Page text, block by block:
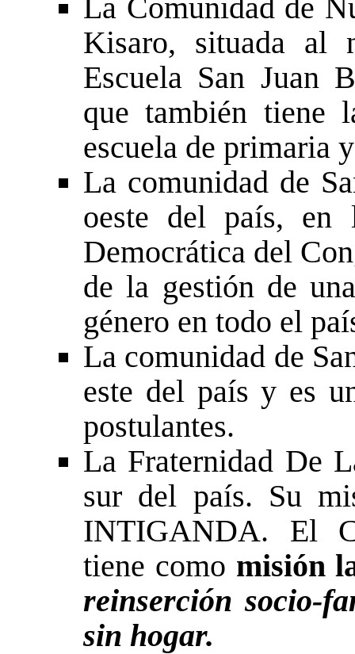
La Comunidad de
Kisaro, situada al
Escuela San Juan
que también tiene
escuela de primaria
La comunidad de
oeste del país, en
Democrática del
de la gestión de
género en todo el
La comunidad de
este del país y es
postulantes.
La Fraternidad De
sur del país. Su
INTIGANDA. El
tiene como misión
reinserción socio-
sin hogar.